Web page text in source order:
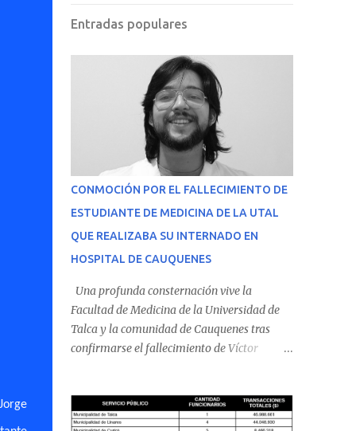
Entradas populares
CONMOCIÓN POR EL FALLECIMIENTO DE
ESTUDIANTE DE MEDICINA DE LA UTAL
QUE REALIZABA SU INTERNADO EN
HOSPITAL DE CAUQUENES
Una profunda consternación vive la
Facultad de Medicina de la Universidad de
Talca y la comunidad de Cauquenes tras
confirmarse el fallecimiento de Víctor
Cauquenes. De acuerdo con los antecedentes
conocidos, el joven se presentó a cumplir su